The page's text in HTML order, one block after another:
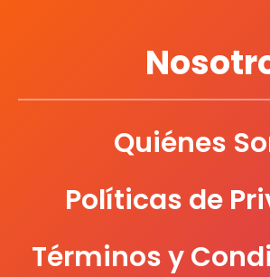
Quiénes
Políticas de
Términos y